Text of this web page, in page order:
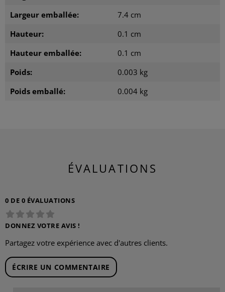
Largeur emballée:
7.4 cm
Hauteur:
0.1 cm
Hauteur emballée:
0.1 cm
Poids:
0.003 kg
Poids emballé:
0.004 kg
ÉVALUATIONS
0 DE 0 ÉVALUATIONS
DONNEZ VOTRE AVIS !
Partagez votre expérience avec d'autres clients.
ÉCRIRE UN COMMENTAIRE